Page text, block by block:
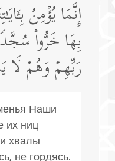
إِنَّمَا یُؤۡمِنُ
بِهَا خَرُّوا۟
رَبِّهِمۡ وَهُمۡ لَا
Наши
их ниц
хвалы
не гордясь.